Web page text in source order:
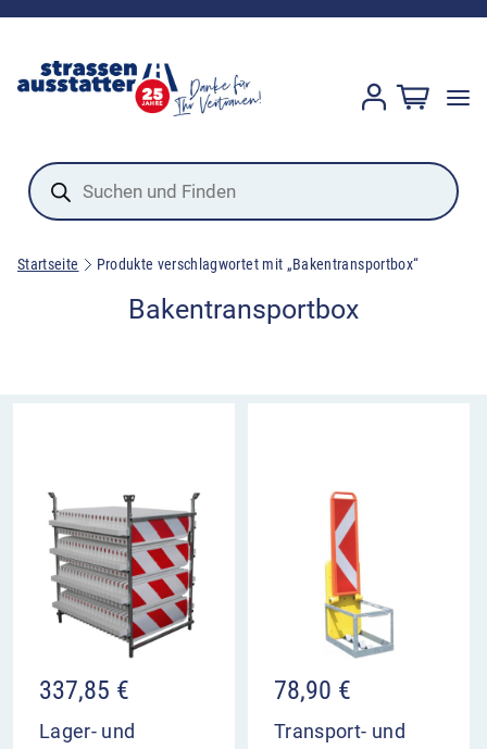
Products
search
Startseite Produkte verschlagwortet mit „Bakentransportbox“
Bakentransportbox
337,85 €
Lager- und
78,90 €
Transport- und